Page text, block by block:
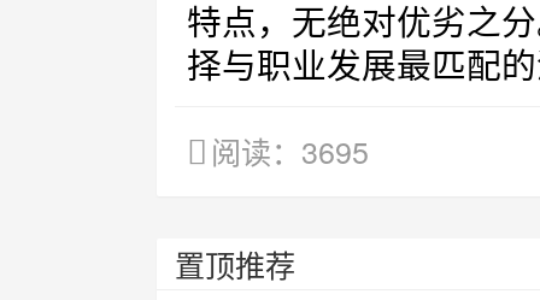
特点，无绝对优劣之
择与职业发展最匹配
阅读：3695
置顶推荐